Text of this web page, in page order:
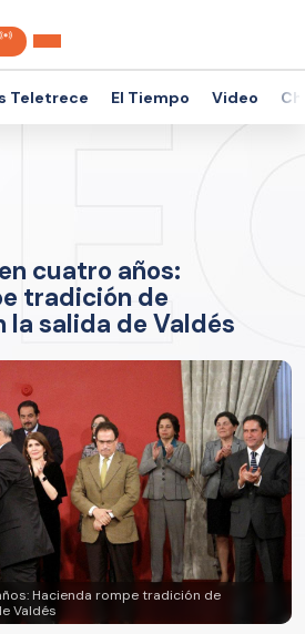
Teletrece El Tiempo Video
cuatro años:
tradición de
salida de Valdés
Hacienda rompe tradición de
Valdés